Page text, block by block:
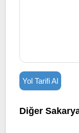
Yol Tarifi Al
Diğer